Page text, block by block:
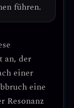
führen.
an, der
einer
eine
Resonanz